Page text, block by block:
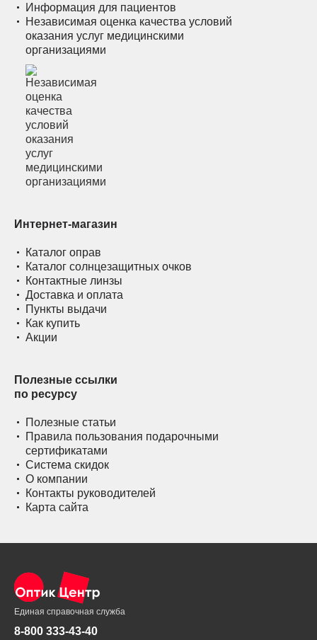
Информация для пациентов
Независимая оценка качества условий
оказания услуг медицинскими
организациями
Интернет-магазин
Каталог оправ
Каталог солнцезащитных очков
Контактные линзы
Доставка и оплата
Пункты выдачи
Как купить
Акции
Полезные ссылки
по ресурсу
Полезные статьи
Правила пользования подарочными
сертификатами
Система скидок
О компании
Контакты руководителей
Карта сайта
Единая справочная служба
8-800 333-43-40